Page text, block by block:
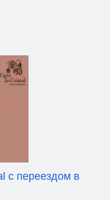
с переездом в